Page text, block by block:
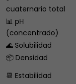
cuaternario total
📊 pH
(concentrado)
🌊 Solubilidad
📦 Densidad
📆 Estabilidad